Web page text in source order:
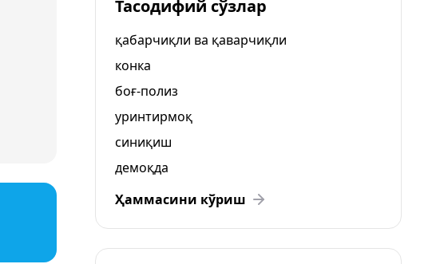
Тасодифий сўзлар
қабарчиқли ва қаварчиқли
конка
боғ-полиз
уринтирмоқ
синиқиш
демоқда
Ҳаммасини кўриш